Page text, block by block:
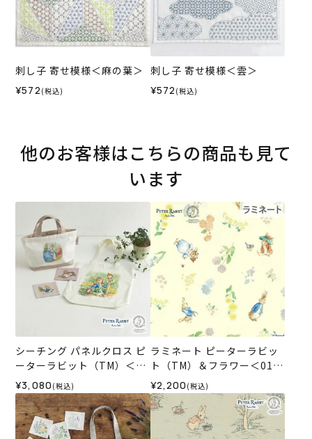
刺し子 寄せ模様＜麻の葉＞
¥572 (税込)
刺し子 寄せ模様＜雲＞
¥572 (税込)
他のお客様はこちらの商品も見て
います
シーチング パネルクロス ピ
ーターラビット（TM）＜01
X2＞生地 ホビーラホビーレ
デザインコレクション
¥3,080 (税込)
ラミネート ピーターラビッ
ト（TM）＆フラワー＜01IV
＞生地 ホビーラホビーレデ
ザインコレクション
¥2,200 (税込)